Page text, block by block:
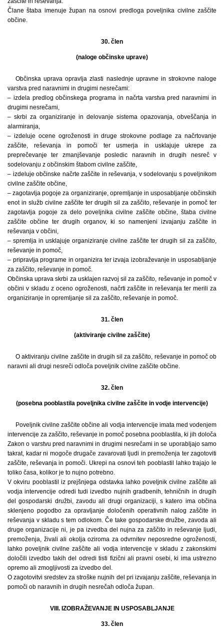
Člane štaba imenuje župan na osnovi predloga poveljnika civilne zaščite
občine.
30. člen
(naloge občinske uprave)
Občinska uprava opravlja zlasti naslednje upravne in strokovne naloge
varstva pred naravnimi in drugimi nesrečami:
– izdela predlog občinskega programa in načrta varstva pred naravnimi in
drugimi nesrečami,
– skrbi za organiziranje in delovanje sistema opazovanja, obveščanja in
alarmiranja,
– izdeluje ocene ogroženosti in druge strokovne podlage za načrtovanje
zaščite, reševanja in pomoči ter usmerja in usklajuje ukrepe za
preprečevanje ter zmanjševanje posledic naravnih in drugih nesreč v
sodelovanju z občinskim štabom civilne zaščite,
– izdeluje občinske načrte zaščite in reševanja, v sodelovanju s poveljnikom
civilne zaščite občine,
– zagotavlja pogoje za organiziranje, opremljanje in usposabljanje občinskih
enot in služb civilne zaščite ter drugih sil za zaščito, reševanje in pomoč ter
zagotavlja pogoje za delo poveljnika civilne zaščite občine, štaba civilne
zaščite občine ter drugih organov, ki so namenjeni izvajanju zaščite in
reševanja v občini,
– spremlja in usklajuje organiziranje civilne zaščite ter drugih sil za zaščito,
reševanje in pomoč,
– pripravlja programe in organizira ter izvaja izobraževanje in usposabljanje
za zaščito, reševanje in pomoč.
Občinska uprava skrbi za usklajen razvoj sil za zaščito, reševanje in pomoč v
občini v skladu z oceno ogroženosti, načrti zaščite in reševanja ter merili za
organiziranje in opremljanje sil za zaščito, reševanje in pomoč.
31. člen
(aktiviranje civilne zaščite)
O aktiviranju civilne zaščite in drugih sil za zaščito, reševanje in pomoč ob
naravni ali drugi nesreči odloča poveljnik civilne zaščite občine.
32. člen
(posebna pooblastila poveljnika civilne zaščite in vodje intervencije)
Poveljnik civilne zaščite občine ali vodja intervencije imata med vodenjem
intervencije za zaščito, reševanje in pomoč posebna pooblastila, ki jih določa
Zakon o varstvu pred naravnimi in drugimi nesrečami in se uporabljajo samo
takrat, kadar ni mogoče drugače zavarovati ljudi in premoženja ter zagotoviti
zaščite, reševanja in pomoči. Ukrepi na osnovi teh pooblastil lahko trajajo le
toliko časa, kolikor je to nujno potrebno.
V okviru pooblastil iz prejšnjega odstavka lahko poveljnik civilne zaščite ali
vodja intervencije odredi tudi izvedbo nujnih gradbenih, tehničnih in drugih
del gospodarski družbi, zavodu ali drugi organizaciji, s katero ima občina
sklenjeno pogodbo za opravljanje določenih operativnih nalog zaščite in
reševanja v skladu s tem odlokom. Če take gospodarske družbe, zavoda ali
druge organizacije ni, je pa izvedba del nujna za zaščito in reševanje ljudi,
premoženja, živali ali okolja oziroma za odvrnitev neposredne ogroženosti,
lahko poveljnik civilne zaščite ali vodja intervencije v skladu z zakonskimi
določili izvedbo takih del odredi tisti fizični ali pravni osebi, ki ima ustrezno
opremo ali zmogljivosti za izvedbo del.
O zagotovitvi sredstev za stroške nujnih del pri izvajanju zaščite, reševanja in
pomoči ob naravnih in drugih nesrečah odloča župan.
VIII. IZOBRAŽEVANJE IN USPOSABLJANJE
33. člen